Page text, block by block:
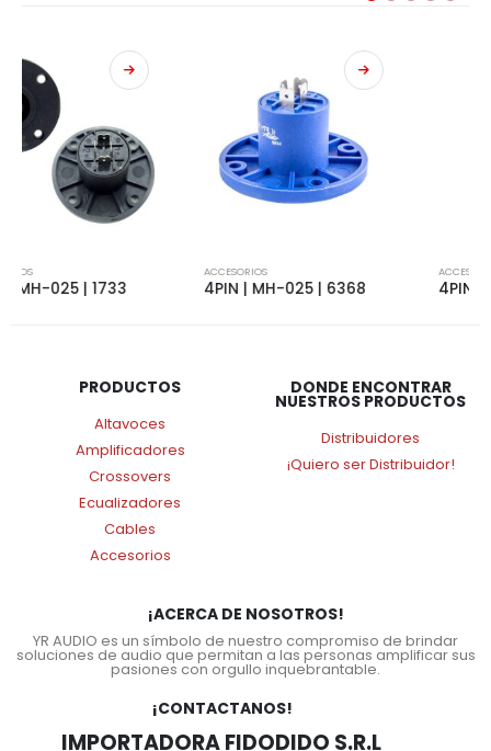
4PIN | MH-025 | 6368 4PIN | MH-005 | 3546
PRODUCTOS
Altavoces
Amplificadores
Crossovers
Ecualizadores
Cables
Accesorios
DONDE ENCONTRAR
NUESTROS PRODUCTOS
Distribuidores
¡Quiero ser Distribuidor!
¡ACERCA DE NOSOTROS!
YR AUDIO es un símbolo de nuestro compromiso de brindar
soluciones de audio que permitan a las personas amplificar sus
pasiones con orgullo inquebrantable.
¡CONTACTANOS!
IMPORTADORA FIDODIDO S.R.L